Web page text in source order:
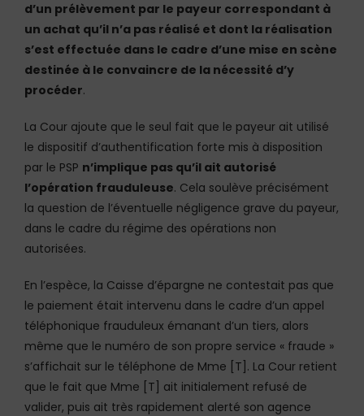
d’un prélèvement par le payeur correspondant à
un achat qu’il n’a pas réalisé et dont la réalisation
s’est effectuée dans le cadre d’une mise en scène
destinée à le convaincre de la nécessité d’y
procéder.
La Cour ajoute que le seul fait que le payeur ait utilisé
le dispositif d’authentification forte mis à disposition
par le PSP n’implique pas qu’il ait autorisé
l’opération frauduleuse. Cela soulève précisément
la question de l’éventuelle négligence grave du payeur,
dans le cadre du régime des opérations non
autorisées.
En l’espèce, la Caisse d’épargne ne contestait pas que
le paiement était intervenu dans le cadre d’un appel
téléphonique frauduleux émanant d’un tiers, alors
même que le numéro de son propre service « fraude »
s’affichait sur le téléphone de Mme [T]. La Cour retient
que le fait que Mme [T] ait initialement refusé de
valider, puis ait très rapidement alerté son agence